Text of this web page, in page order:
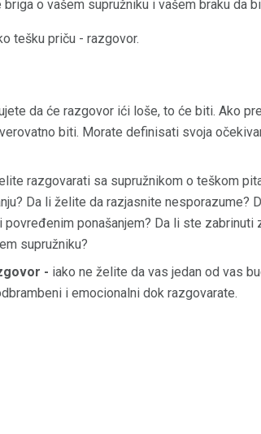
o vašem supružniku i vašem braku da
tešku priču - razgovor.
da će razgovor ići loše, to će biti. Ako
biti. Morate definisati svoja
razgovarati sa supružnikom o teškom
Da li želite da razjasnite nesporazume?
ponašanjem? Da li ste
supružniku?
- iako ne želite da vas jedan od vas
i emocionalni dok razgovarate.